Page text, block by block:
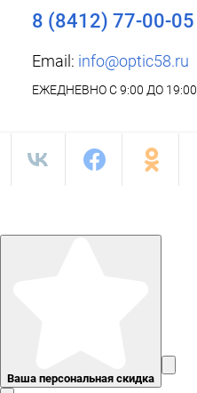
8 (8412) 77-00-05
Email: info@optic58.ru
ЕЖЕДНЕВНО С 9:00 ДО 19:00
Ваша персональная скидка